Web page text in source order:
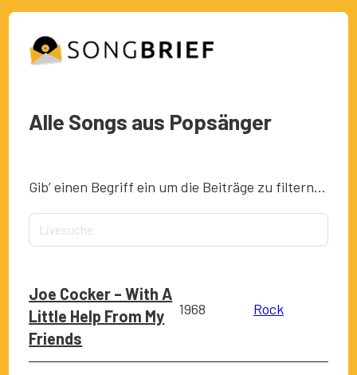
Alle Songs aus Popsänger
Gib’ einen Begriff ein um die Beiträge zu filtern…
Joe Cocker – With A
Little Help From My
Friends
1968 Rock